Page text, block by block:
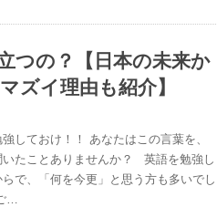
つの？【日本の未来か
ズイ理由も紹介】
しておけ！！ あなたはこの言葉を、
たことありませんか？ 英語を勉強し
で、「何を今更」と思う方も多いでし
…